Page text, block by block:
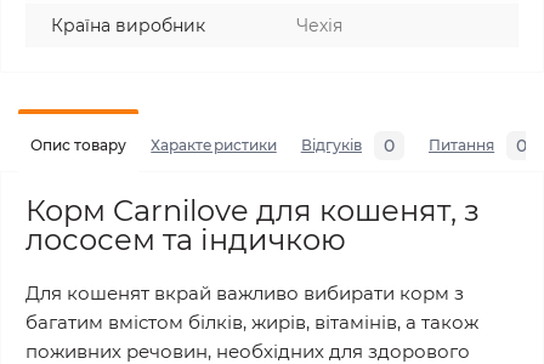
Країна виробник
Чехія
Опис товару Характеристики Відгуків 0 Питання 0
Корм Carnilove для кошенят, з
лососем та індичкою
Для кошенят вкрай важливо вибирати корм з
багатим вмістом білків, жирів, вітамінів, а також
поживних речовин, необхідних для здорового